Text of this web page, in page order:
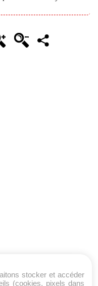
stocker et accéder
(cookies, pixels dans